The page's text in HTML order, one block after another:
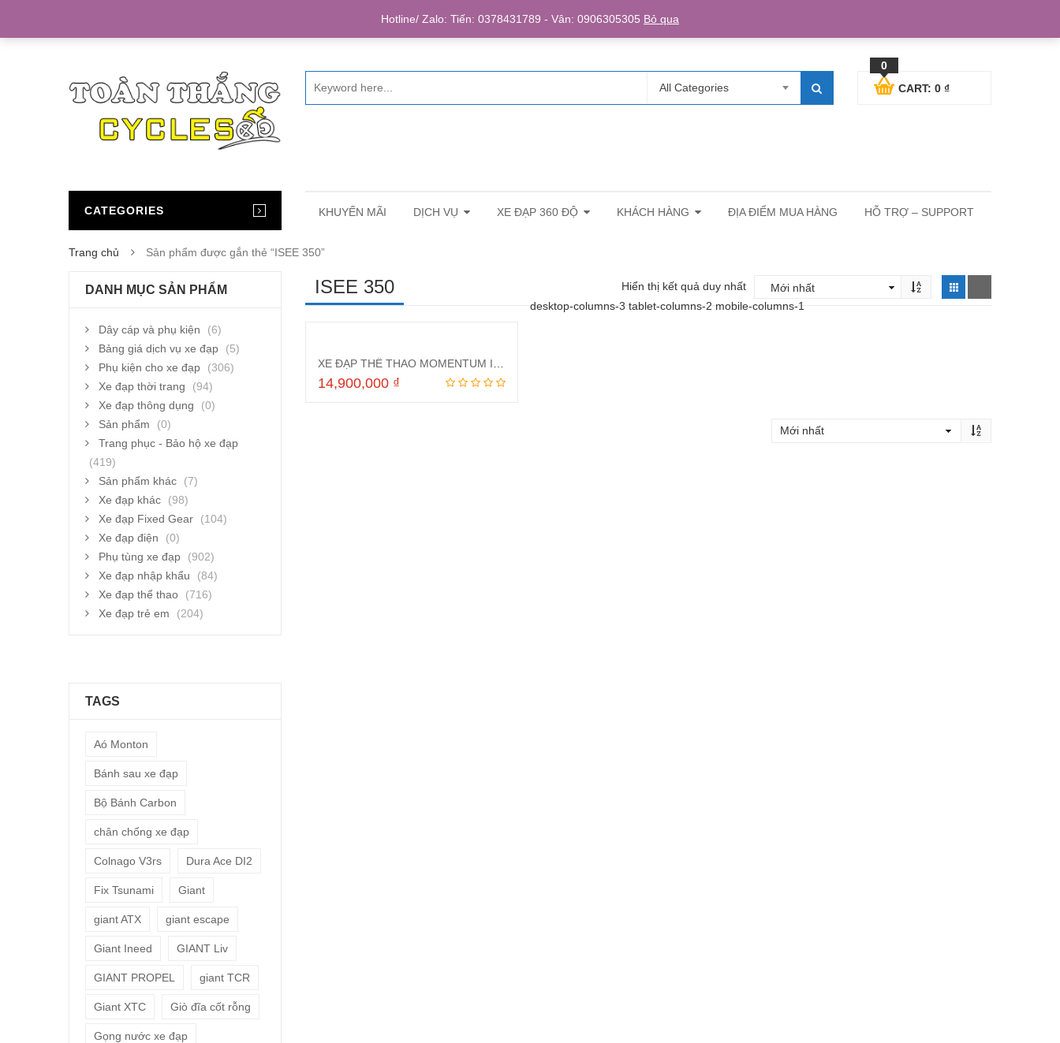
Login/Register
All Categories
0
CART: 0 ₫
CATEGORIES KHUYẾN MÃI DỊCH VỤ XE ĐẠP 360 ĐỘ KHÁCH HÀNG ĐỊA ĐIỂM MUA HÀNG HỖ TRỢ – SUPPORT
Trang chủ Sản phẩm được gắn thẻ “ISEE 350”
ISEE 350
Hiển thị kết quả duy nhất
desktop-columns-3 tablet-columns-2 mobile-columns-1
14,900,000 ₫
DANH MỤC SẢN PHẨM
Dây cáp và phụ kiện
(6)
Bảng giá dịch vụ xe đạp
(5)
Phụ kiện cho xe đạp
(306)
Xe đạp thời trang
(94)
Xe đạp thông dụng
(0)
Sản phẩm
(0)
Trang phục - Bảo hộ xe đạp
(419)
Sản phẩm khác
(7)
Xe đạp khác
(98)
Xe đạp Fixed Gear
(104)
Xe đạp điện
(0)
Phụ tùng xe đạp
(902)
Xe đạp nhập khẩu
(84)
Xe đạp thể thao
(716)
Xe đạp trẻ em
(204)
TAGS
Aó Monton
Bánh sau xe đạp
Bộ Bánh Carbon
chân chống xe đạp
Colnago V3rs Dura Ace DI2
Fix Tsunami Giant
giant ATX giant escape
Giant Ineed GIANT Liv
GIANT PROPEL giant TCR
Giant XTC Giò đĩa cốt rỗng
Gọng nước xe đạp
Hotline/ Zalo: Tiến: 0378431789 - Vân: 0906305305 Bỏ qua